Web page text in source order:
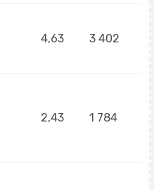
4,63 3 402
2,43 1 784